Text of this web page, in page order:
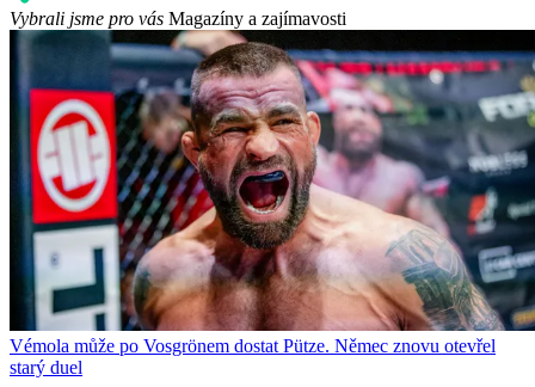
Vybrali jsme pro vás Magazíny a zajímavosti
Vémola může po Vosgrönem dostat Pütze. Němec znovu otevřel
starý duel